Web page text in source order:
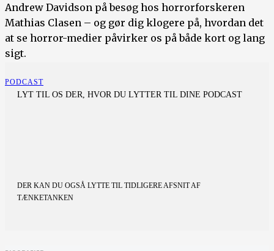
Andrew Davidson på besøg hos horrorforskeren
Mathias Clasen – og gør dig klogere på, hvordan det
at se horror-medier påvirker os på både kort og lang
sigt.
PODCAST
LYT TIL OS DER, HVOR DU LYTTER TIL DINE PODCAST
DER KAN DU OGSÅ LYTTE TIL TIDLIGERE AFSNIT AF
TÆNKETANKEN